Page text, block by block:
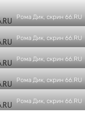
Рома Дик, скрин 66.RU
Рома Дик, скрин 66.RU
Рома Дик, скрин 66.RU
Рома Дик, скрин 66.RU
Рома Дик, скрин 66.RU